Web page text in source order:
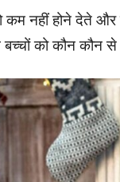
कम नहीं होने देते
को कौन कौन